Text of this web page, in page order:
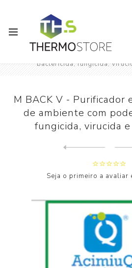
Início
Tubagem e
bactericida, fungicida,
M BACK V - Purificador
de ambiente com
fungicida, virucida
Seja o primeiro a avaliar